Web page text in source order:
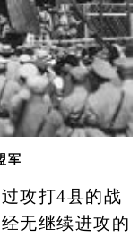
军
攻打4县的战
无继续进攻的